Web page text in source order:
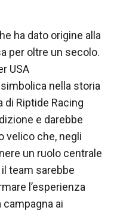
ha dato origine alla
per oltre un secolo.
USA
nella storia
di Riptide Racing
e darebbe
velico che, negli
un ruolo centrale
team sarebbe
l’esperienza
ai